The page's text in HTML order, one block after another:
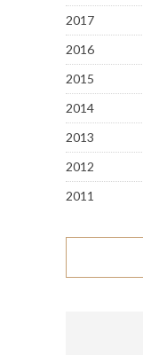
2017
2016
2015
2014
2013
2012
2011